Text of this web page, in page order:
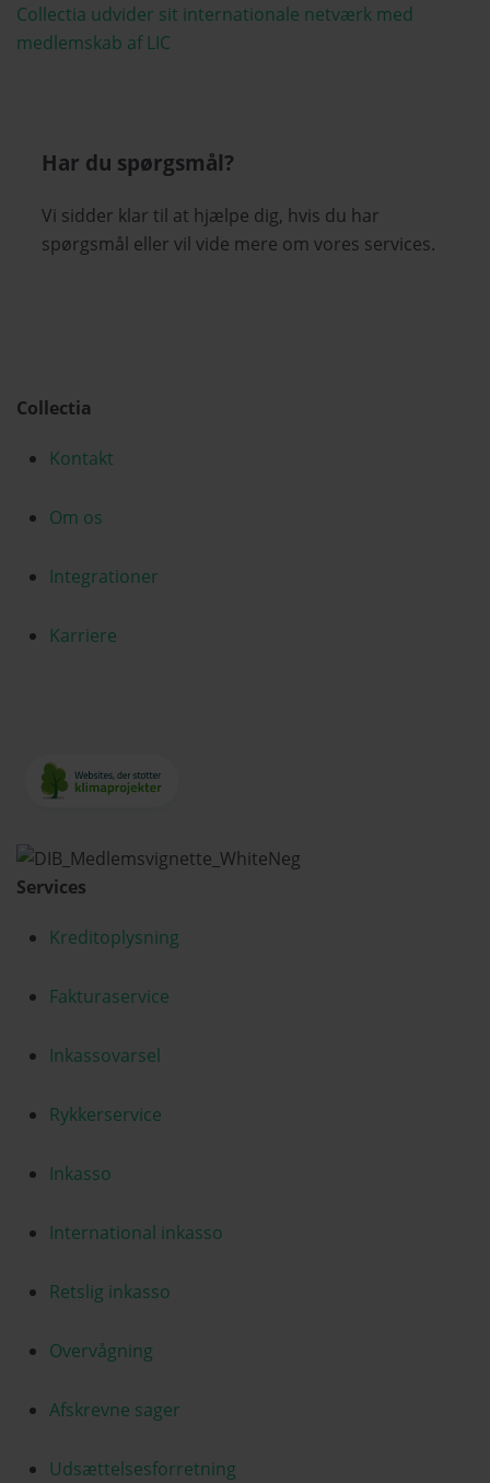
Collectia udvider sit internationale netværk med
medlemskab af LIC
Har du spørgsmål?
Vi sidder klar til at hjælpe dig, hvis du har
spørgsmål eller vil vide mere om vores services.
Collectia
Kontakt
Om os
Integrationer
Karriere
Services
Kreditoplysning
Fakturaservice
Inkassovarsel
Rykkerservice
Inkasso
International inkasso
Retslig inkasso
Overvågning
Afskrevne sager
Udsættelsesforretning